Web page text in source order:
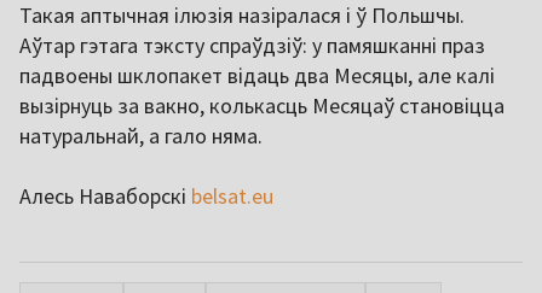
Такая аптычная ілюзія назіралася і ў Польшчы.
Аўтар гэтага тэксту спраўдзіў: у памяшканні праз
падвоены шклопакет відаць два Месяцы, але калі
вызірнуць за вакно, колькасць Месяцаў становіцца
натуральнай, а гало няма.
Алесь Наваборскі belsat.eu